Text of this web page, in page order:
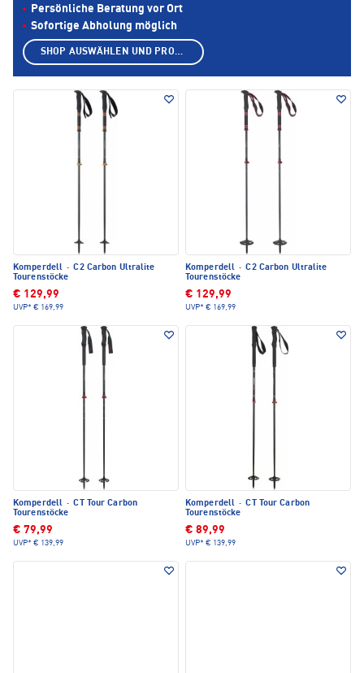
Komperdell · C2 Carbon Ultralite
Tourenstöcke
€ 129,99
UVP* € 169,99
Komperdell · C2 Carbon Ultralite
Tourenstöcke
€ 129,99
UVP* € 169,99
Komperdell · CT Tour Carbon
Tourenstöcke
€ 79,99
UVP* € 139,99
Komperdell · CT Tour Carbon
Tourenstöcke
€ 89,99
UVP* € 139,99
Persönliche Beratung vor Ort
Sofortige Abholung möglich
SHOP AUSWÄHLEN UND PRODUKTE ANZEIGEN